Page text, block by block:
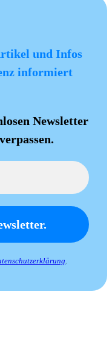
und Infos
informiert
Newsletter
.